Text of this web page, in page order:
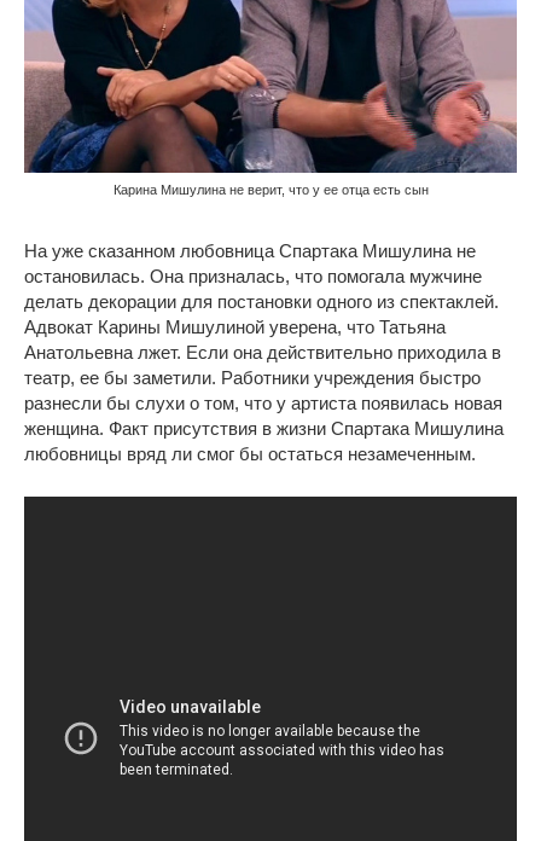
Карина Мишулина не верит, что у ее отца есть сын
На уже сказанном любовница Спартака Мишулина не
остановилась. Она призналась, что помогала мужчине
делать декорации для постановки одного из спектаклей.
Адвокат Карины Мишулиной уверена, что Татьяна
Анатольевна лжет. Если она действительно приходила в
театр, ее бы заметили. Работники учреждения быстро
разнесли бы слухи о том, что у артиста появилась новая
женщина. Факт присутствия в жизни Спартака Мишулина
любовницы вряд ли смог бы остаться незамеченным.